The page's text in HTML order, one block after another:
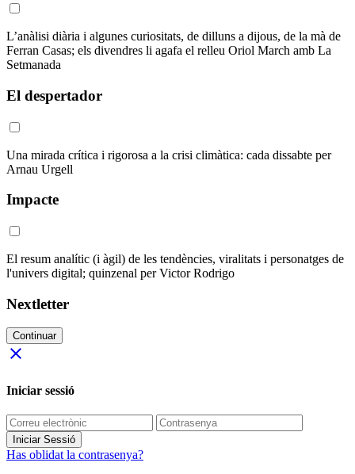
L’anàlisi diària i algunes curiositats, de dilluns a dijous, de la mà de
Ferran Casas; els divendres li agafa el relleu Oriol March amb La
Setmanada
El despertador
Una mirada crítica i rigorosa a la crisi climàtica: cada dissabte per
Arnau Urgell
Impacte
El resum analític (i àgil) de les tendències, viralitats i personatges de
l'univers digital; quinzenal per Victor Rodrigo
Nextletter
Continuar
close
Iniciar sessió
Iniciar Sessió
Has oblidat la contrasenya?